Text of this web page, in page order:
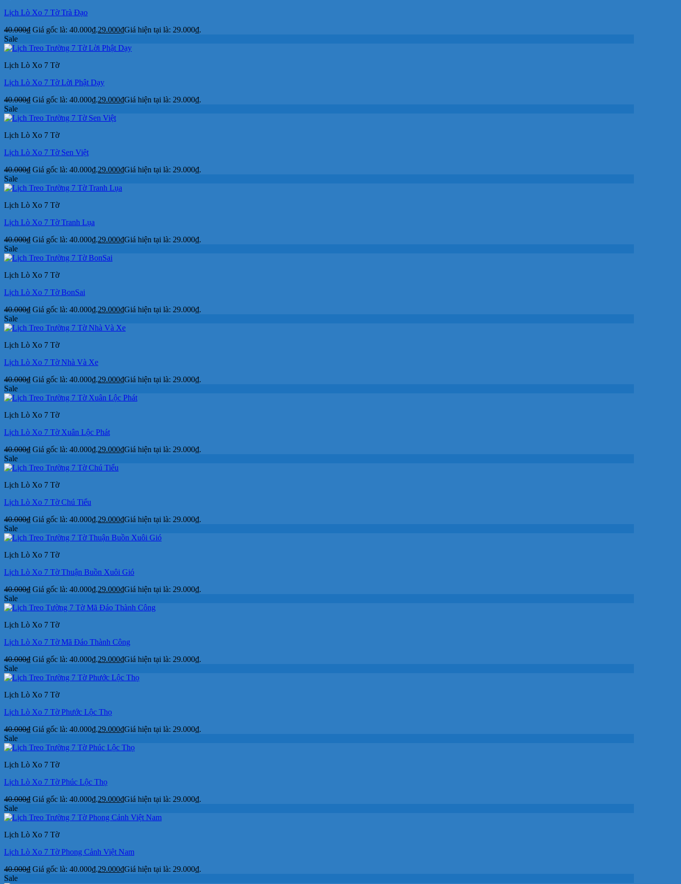
Lịch Lò Xo 7 Tờ Trà Đạo
40.000₫ Giá gốc là: 40.000₫.29.000₫Giá hiện tại là: 29.000₫.
Sale
Lịch Lò Xo 7 Tờ
Lịch Lò Xo 7 Tờ Lời Phật Dạy
40.000₫ Giá gốc là: 40.000₫.29.000₫Giá hiện tại là: 29.000₫.
Sale
Lịch Lò Xo 7 Tờ
Lịch Lò Xo 7 Tờ Sen Việt
40.000₫ Giá gốc là: 40.000₫.29.000₫Giá hiện tại là: 29.000₫.
Sale
Lịch Lò Xo 7 Tờ
Lịch Lò Xo 7 Tờ Tranh Lụa
40.000₫ Giá gốc là: 40.000₫.29.000₫Giá hiện tại là: 29.000₫.
Sale
Lịch Lò Xo 7 Tờ
Lịch Lò Xo 7 Tờ BonSai
40.000₫ Giá gốc là: 40.000₫.29.000₫Giá hiện tại là: 29.000₫.
Sale
Lịch Lò Xo 7 Tờ
Lịch Lò Xo 7 Tờ Nhà Và Xe
40.000₫ Giá gốc là: 40.000₫.29.000₫Giá hiện tại là: 29.000₫.
Sale
Lịch Lò Xo 7 Tờ
Lịch Lò Xo 7 Tờ Xuân Lộc Phát
40.000₫ Giá gốc là: 40.000₫.29.000₫Giá hiện tại là: 29.000₫.
Sale
Lịch Lò Xo 7 Tờ
Lịch Lò Xo 7 Tờ Chú Tiểu
40.000₫ Giá gốc là: 40.000₫.29.000₫Giá hiện tại là: 29.000₫.
Sale
Lịch Lò Xo 7 Tờ
Lịch Lò Xo 7 Tờ Thuận Buồn Xuôi Gió
40.000₫ Giá gốc là: 40.000₫.29.000₫Giá hiện tại là: 29.000₫.
Sale
Lịch Lò Xo 7 Tờ
Lịch Lò Xo 7 Tờ Mã Đáo Thành Công
40.000₫ Giá gốc là: 40.000₫.29.000₫Giá hiện tại là: 29.000₫.
Sale
Lịch Lò Xo 7 Tờ
Lịch Lò Xo 7 Tờ Phước Lộc Thọ
40.000₫ Giá gốc là: 40.000₫.29.000₫Giá hiện tại là: 29.000₫.
Sale
Lịch Lò Xo 7 Tờ
Lịch Lò Xo 7 Tờ Phúc Lộc Thọ
40.000₫ Giá gốc là: 40.000₫.29.000₫Giá hiện tại là: 29.000₫.
Sale
Lịch Lò Xo 7 Tờ
Lịch Lò Xo 7 Tờ Phong Cảnh Việt Nam
40.000₫ Giá gốc là: 40.000₫.29.000₫Giá hiện tại là: 29.000₫.
Sale